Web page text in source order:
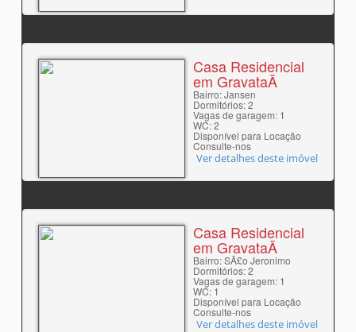
Casa Residencial
em GravataÃ­
Bairro: Jansen
Dormitórios: 2
Vagas de garagem: 1
WC: 2
Disponível para Locação
Consulte-nos
Ver detalhes deste imóvel
Casa Residencial
em GravataÃ­
Bairro: SÃ£o Jeronimo
Dormitórios: 2
Vagas de garagem: 1
WC: 1
Disponível para Locação
Consulte-nos
Ver detalhes deste imóvel